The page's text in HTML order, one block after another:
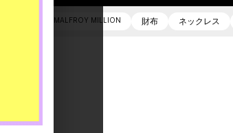
MALFROY MILLION 財布 ネックレス